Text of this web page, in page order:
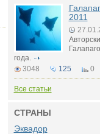
2011
года.
3048
125 0
Все статьи
СТРАНЫ
Эквадор